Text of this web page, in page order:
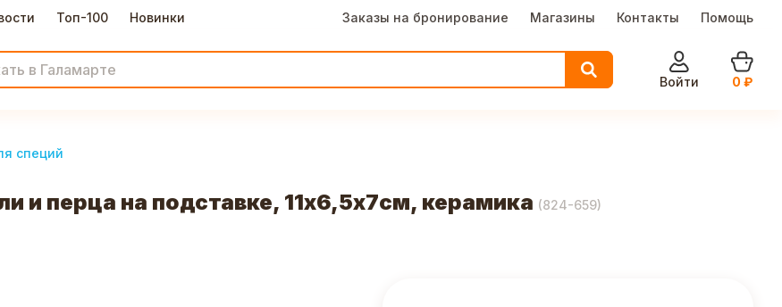
Топ-100 Новинки Заказы на бронирование Магазины Контакты Помощь
Войти
0 ₽
специй
и перца на подставке, 11х6,5х7см, керамика (824-659)